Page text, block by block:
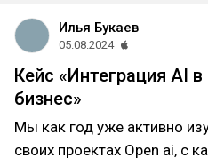
Илья Букаев
05.08.2024
Кейс «Интеграция AI
бизнес»
Мы как год уже активно
своих проектах Open ai, с